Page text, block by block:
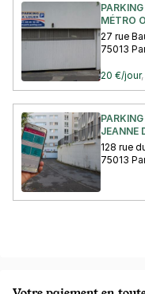
MÉTRO
27 rue
75013
20 €/jour,
JEANNE
128 rue
75013